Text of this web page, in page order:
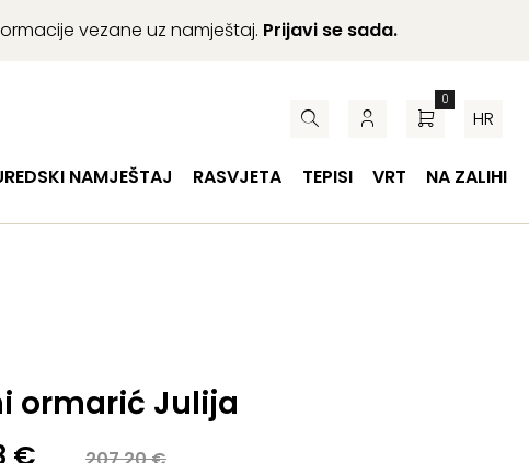
vezane uz namještaj. Prijavi se sada.
0
HR
NAMJEŠTAJ RASVJETA TEPISI VRT NA ZALIHI
ormarić Julija